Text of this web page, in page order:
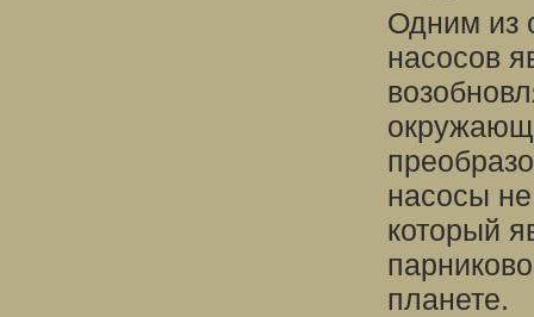
Одним из
насосов
насосы не
который
планете.